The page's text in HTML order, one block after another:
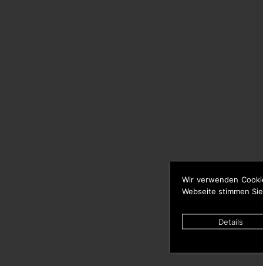
Wir verwenden
Webseite stimmen
Details